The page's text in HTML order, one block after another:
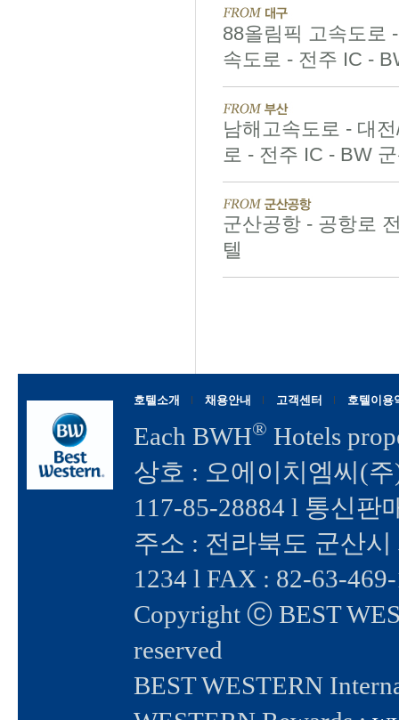
88올림픽 고속도로
속도로 - 전주 IC -
남해고속도로 - 대
로 - 전주 IC - BW
군산공항 - 공항로
텔
호텔소개 채용안내 고객센터 호텔이용
Each BWH® Hotels
상호 : 오에이치엠씨(
117-85-28884 l 통신판
주소 : 전라북도 군산
1234 l FAX : 82-63-
Copyright ⓒ BEST
reserved
BEST WESTERN